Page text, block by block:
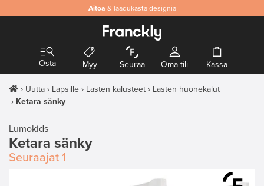
Aitoa & laadukasta designia
Osta Myy Seuraa Oma tili Kassa
Uutta Lapsille Lasten kalusteet
Lasten huonekalut
Ketara sänky
Lumokids
Ketara sänky
Seuraajat 1